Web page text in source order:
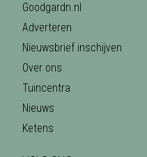
Goodgardn.nl
Adverteren
Nieuwsbrief inschijven
Over ons
Tuincentra
Nieuws
Ketens